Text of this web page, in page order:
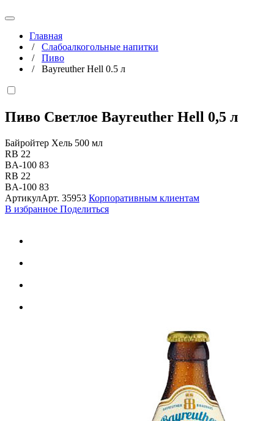
Главная
/ Слабоалкогольные напитки
/ Пиво
/ Bayreuther Hell 0.5 л
Пиво Светлое Bayreuther Hell 0,5 л
Байройтер Хель 500 мл
RB 22
BA-100 83
RB 22
BA-100 83
АртикулАрт. 35953 Корпоративным клиентам
В избранное Поделиться